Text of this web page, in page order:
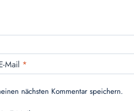
Mail *
nächsten Kommentar speichern.